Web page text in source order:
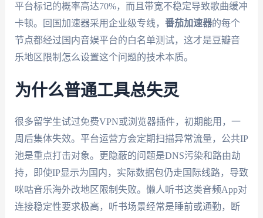
平台标记的概率高达70%，而且带宽不稳定导致歌曲缓冲
卡顿。回国加速器采用企业级专线， 番茄加速器的每个
节点都经过国内音娱平台的白名单测试，这才是豆瓣音
乐地区限制怎么设置这个问题的技术本质。
为什么普通工具总失灵
很多留学生试过免费VPN或浏览器插件，初期能用，一
周后集体失效。平台运营方会定期扫描异常流量，公共IP
池是重点打击对象。更隐蔽的问题是DNS污染和路由劫
持，即使IP显示为国内，实际数据包仍走国际线路，导致
咪咕音乐海外改地区限制失败。懒人听书这类音频App对
连接稳定性要求极高，听书场景经常是睡前或通勤，断